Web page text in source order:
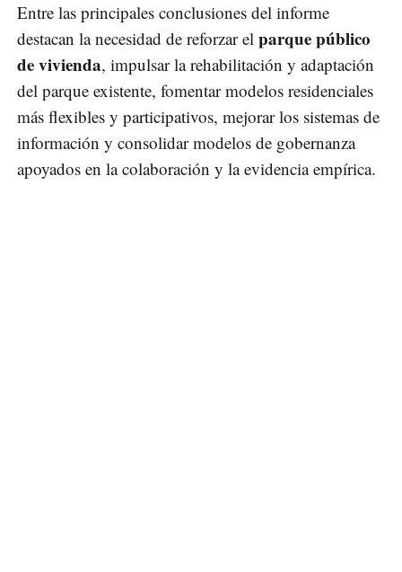
Entre las principales conclusiones del informe
destacan la necesidad de reforzar el parque público
de vivienda, impulsar la rehabilitación y adaptación
del parque existente, fomentar modelos residenciales
más flexibles y participativos, mejorar los sistemas de
información y consolidar modelos de gobernanza
apoyados en la colaboración y la evidencia empírica.